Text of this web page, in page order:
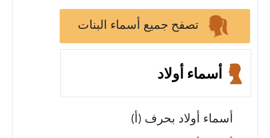
تصفح جميع أسماء البنات
أسماء أولاد
أسماء أولاد بحرف (أ)